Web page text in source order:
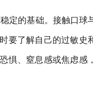
定的基础。接触口球
要了解自己的过敏史
惧、窒息感或焦虑感